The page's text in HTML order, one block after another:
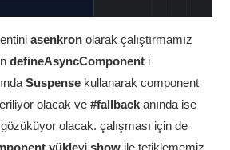
asenkronolarak çalıştırmamız
defineAsyncComponenti
Suspensekullanarak component
olacak ve #fallback anında ise
olacak. çalışması için de